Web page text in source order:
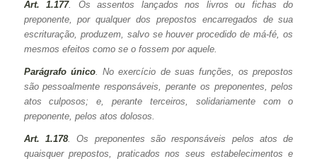
Art. 1.177. Os assentos lançados nos livros ou fichas do
preponente, por qualquer dos prepostos encarregados de sua
escrituração, produzem, salvo se houver procedido de má-fé, os
mesmos efeitos como se o fossem por aquele.
Parágrafo único. No exercício de suas funções, os prepostos
são pessoalmente responsáveis, perante os preponentes, pelos
atos culposos; e, perante terceiros, solidariamente com o
preponente, pelos atos dolosos.
Art. 1.178. Os preponentes são responsáveis pelos atos de
quaisquer prepostos, praticados nos seus estabelecimentos e